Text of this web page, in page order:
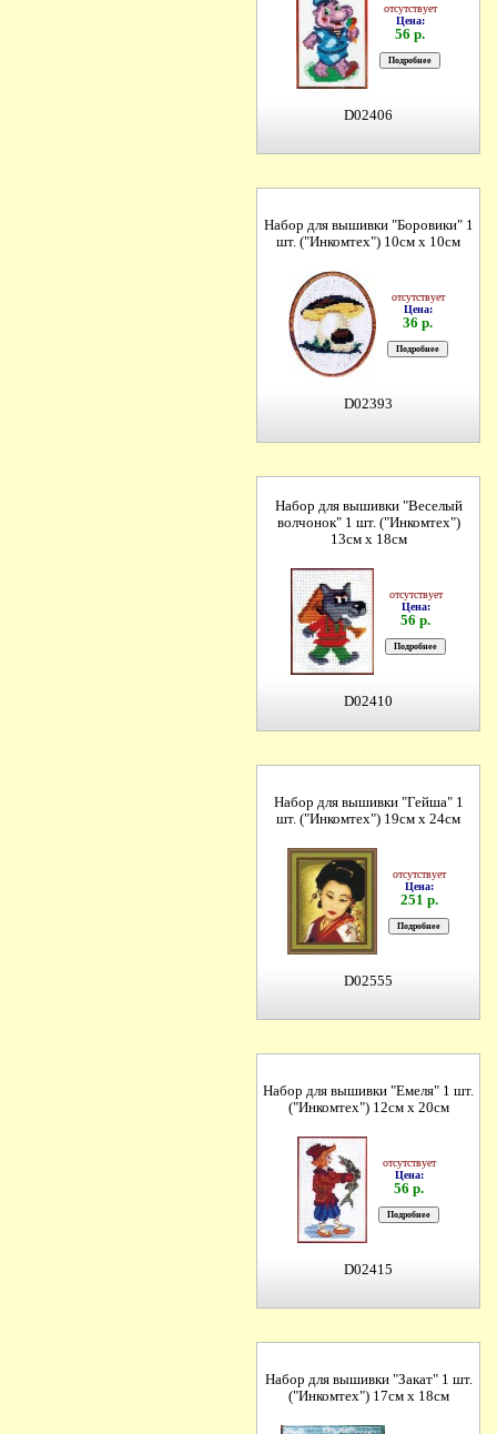
отсутствует
Цена:
56 р.
D02406
Набор для вышивки "Боровики" 1
шт. ("Инкомтех") 10см х 10см
отсутствует
Цена:
36 р.
D02393
Набор для вышивки "Веселый
волчонок" 1 шт. ("Инкомтех")
13см х 18см
отсутствует
Цена:
56 р.
D02410
Набор для вышивки "Гейша" 1
шт. ("Инкомтех") 19см х 24см
отсутствует
Цена:
251 р.
D02555
Набор для вышивки "Емеля" 1 шт.
("Инкомтех") 12см х 20см
отсутствует
Цена:
56 р.
D02415
Набор для вышивки "Закат" 1 шт.
("Инкомтех") 17см х 18см